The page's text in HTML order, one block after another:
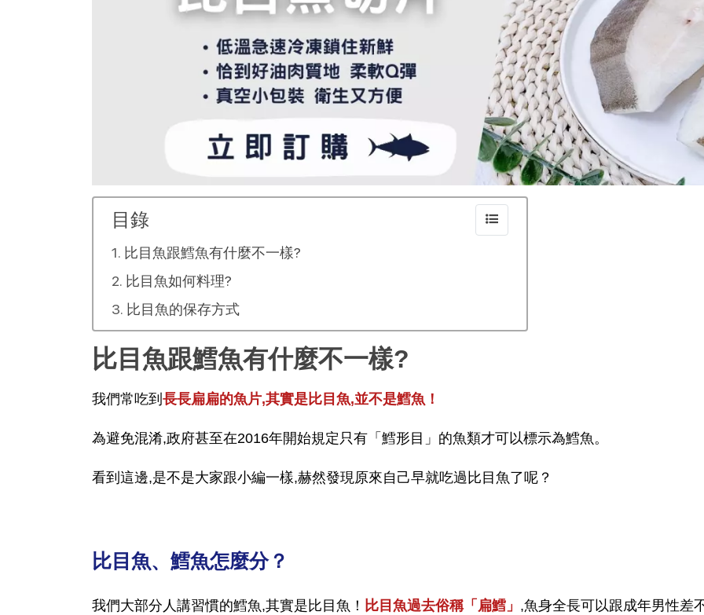
目錄
比目魚跟鱈魚有什麼不一樣?
比目魚如何料理?
比目魚的保存方式
比目魚跟鱈魚有什麼不一樣?
我們常吃到 長長扁扁的魚片,其實是比目魚,並不是鱈魚！
為避免混淆,政府甚至在2016年開始規定只有「鱈形目」的魚類才可以標示為鱈魚。
看到這邊,是不是大家跟小編一樣,赫然發現原來自己早就吃過比目魚了呢？
比目魚、鱈魚怎麼分？
我們大部分人講習慣的鱈魚,其實是比目魚！ 比目魚過去俗稱「扁鱈」 ,魚身全長可以跟成年男性差